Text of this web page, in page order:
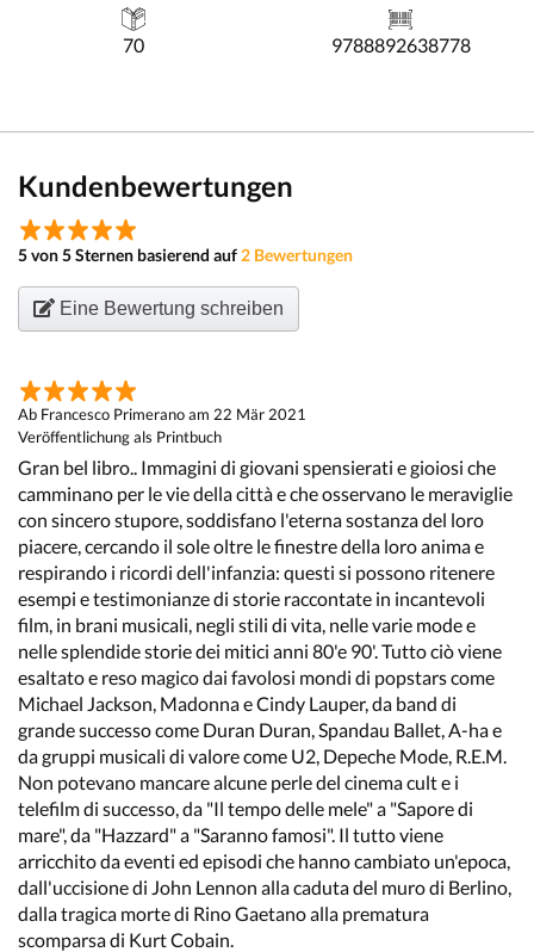
70 9788892638778
Kundenbewertungen
5 von 5 Sternen basierend auf 2 Bewertungen
Eine Bewertung schreiben
Ab Francesco Primerano am 22 Mär 2021
Veröffentlichung als Printbuch
Gran bel libro.. Immagini di giovani spensierati e gioiosi che
camminano per le vie della città e che osservano le meraviglie
con sincero stupore, soddisfano l'eterna sostanza del loro
piacere, cercando il sole oltre le finestre della loro anima e
respirando i ricordi dell'infanzia: questi si possono ritenere
esempi e testimonianze di storie raccontate in incantevoli
film, in brani musicali, negli stili di vita, nelle varie mode e
nelle splendide storie dei mitici anni 80'e 90'. Tutto ciò viene
esaltato e reso magico dai favolosi mondi di popstars come
Michael Jackson, Madonna e Cindy Lauper, da band di
grande successo come Duran Duran, Spandau Ballet, A-ha e
da gruppi musicali di valore come U2, Depeche Mode, R.E.M.
Non potevano mancare alcune perle del cinema cult e i
telefilm di successo, da "Il tempo delle mele" a "Sapore di
mare", da "Hazzard" a "Saranno famosi". Il tutto viene
arricchito da eventi ed episodi che hanno cambiato un'epoca,
dall'uccisione di John Lennon alla caduta del muro di Berlino,
dalla tragica morte di Rino Gaetano alla prematura
scomparsa di Kurt Cobain.